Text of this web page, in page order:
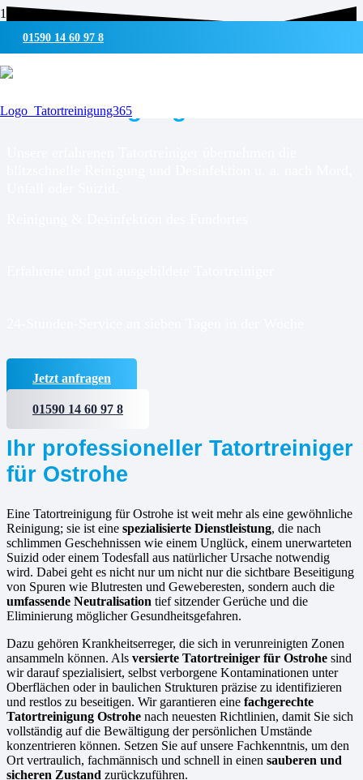
01590 14 60 97 8
UMWELTSCHONENDE REINIGUNG & DESINFEKTION
Tatortreinigung für
Jetzt anfragen
01590 14 60 97 8
Ihr professioneller Tatortreiniger
für Ostrohe
Eine Tatortreinigung für Ostrohe ist weit mehr als eine gewöhnliche
Reinigung; sie ist eine spezialisierte Dienstleistung, die nach
schlimmen Geschehnissen wie einem Unglück, einem unerwarteten
Suizid oder einem Todesfall aus natürlicher Ursache notwendig
wird. Dabei geht es nicht nur um nicht nur die sichtbare Beseitigung
von Spuren wie Blutresten und Geweberesten, sondern auch die
umfassende Neutralisation tief sitzender Gerüche und die
Eliminierung möglicher Gesundheitsgefahren.
Dazu gehören Krankheitserreger, die sich in verunreinigten Zonen
ansammeln können. Als versierte Tatortreiniger für Ostrohe sind
wir darauf spezialisiert, selbst verborgene Kontaminationen unter
Oberflächen oder in baulichen Strukturen präzise zu identifizieren
und restlos zu beseitigen. Wir garantieren eine fachgerechte
Tatortreinigung Ostrohe nach neuesten Richtlinien, damit Sie sich
vollständig auf die Bewältigung der persönlichen Umstände
konzentrieren können. Setzen Sie auf unsere Fachkenntnis, um den
Ort vertraulich, fachmännisch und schnell in einen sauberen und
sicheren Zustand zurückzuführen.